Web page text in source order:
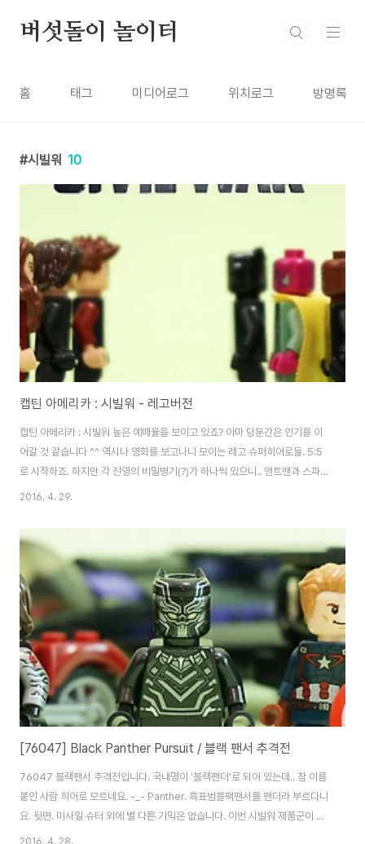
버섯돌이 놀이터
홈 태그 미디어로그 위치로그 방명록
시빌워 10
캡틴 아메리카 : 시빌워 - 레고버전
캡틴 아메리카 : 시빌워 높은 예매율을 보이고 있죠? 아마 당분간은 인기를 이
어갈 것 같습니다 ^^ 역시나 영화를 보고나니 모이는 레고 슈퍼히어로들. 5:5
로 시작하죠. 하지만 각 진영의 비밀병기(?)가 하나씩 있으니.. 앤트맨과 스파이
더맨! 결국은 6:6 원작에 비하면 정말 소소해진 스케일이지만.. MCU에서는
로스본즈크로스본즈가 쩌리 느낌이... (........) 아따~ 많다. -ㅂ-; 게 섯거라~ 등
장부터 높은 능력치 보여주는 블랙팬서. 캡틴을 날려주는 스칼렛위치. 협동 액
션들도 좋았습니다. 내가 쏘는건 화살이 아니야. ㅎㅎㅎ 본격 비브라늄 수저의
등장. 방패 하나따위, 난 온몸이 비브라늄이라규~!!! 큰게 필요해? 내..
2016. 4. 29.
[76047] Black Panther Pursuit / 블랙 팬서 추격전
76047 블랙팬서 추격전입니다. 국내명이 '블랙팬더'로 되어 있는데.. 참 이름
붙인 사람 히어로 모르네요. -_- Panther. 흑표범블팩팬서를 팬더라 부르다니
요. 뒷면. 미사일 슈터 외에 별 다른 기믹은 없습니다. 이번 시빌워 제품군이 영
화와는 다들 조금씩 다른 모습을 보이고 있는데.. 이 제품 역시 그렇습니다. 초
2016. 4. 28.